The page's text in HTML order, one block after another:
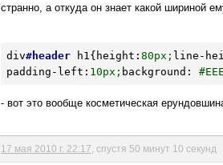
странно, а откуда он знает какой шириной
div#header h1 { height : 80px; line-
padding-left : 10px; background :
- вот это вообще косметическая
17 мая 2010 г. 22:17 , спустя 50 минут 10 секунд